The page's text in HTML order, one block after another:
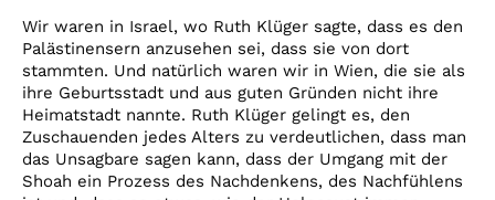
Wir waren in Israel, wo Ruth Klüger sagte, dass es den
Palästinensern anzusehen sei, dass sie von dort
stammten. Und natürlich waren wir in Wien, die sie als
ihre Geburtsstadt und aus guten Gründen nicht ihre
Heimatstadt nannte. Ruth Klüger gelingt es, den
Zuschauenden jedes Alters zu verdeutlichen, dass man
das Unsagbare sagen kann, dass der Umgang mit der
Shoah ein Prozess des Nachdenkens, des Nachfühlens